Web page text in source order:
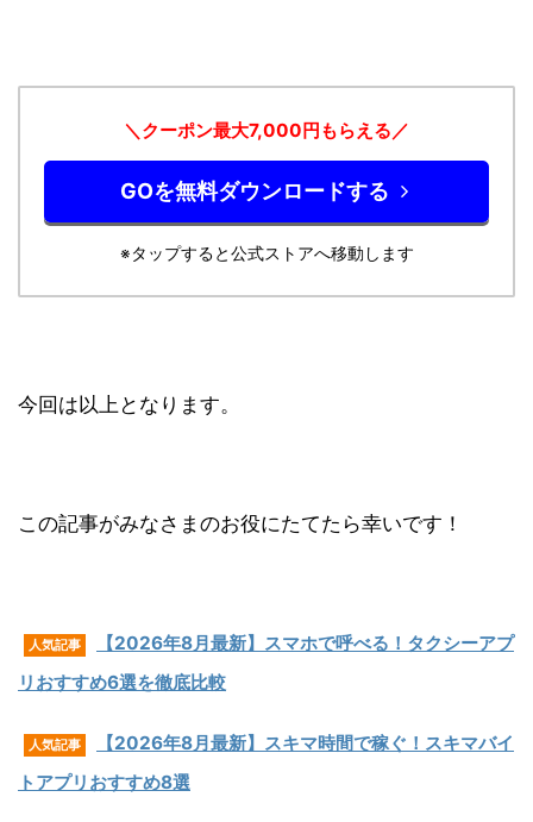
＼クーポン最大7,000円もらえる／
GOを無料ダウンロードする
※タップすると公式ストアへ移動します
今回は以上となります。
この記事がみなさまのお役にたてたら幸いです！
人気記事
【2026年8月最新】スマホで呼べる！タクシーアプ
リおすすめ6選を徹底比較
人気記事 【2026年8月最新】
スキマ時間で稼ぐ！スキマバイ
トアプリおすすめ8選